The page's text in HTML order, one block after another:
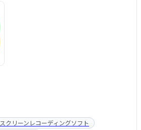
スクリーンレコーディングソフト